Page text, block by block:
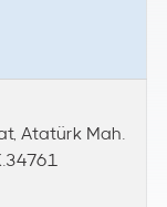
Atatürk Mah.